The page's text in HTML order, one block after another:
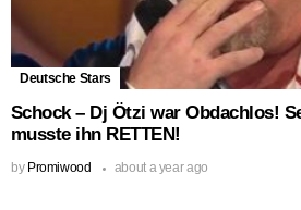
Deutsche Stars
Schock – Dj Ötzi war Obdachlos!
musste ihn RETTEN!
by Promiwood about a year ago